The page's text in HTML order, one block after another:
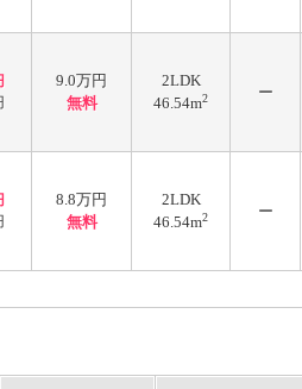
9.0万円
無料
2LDK
46.54m2 ー
8.8万円
無料
2LDK
46.54m2 ー